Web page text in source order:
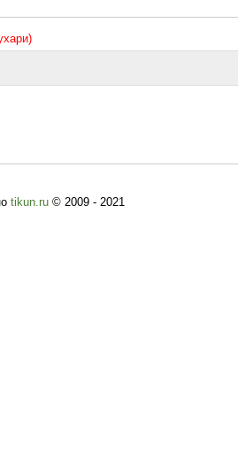
tikun.ru© 2009 - 2021